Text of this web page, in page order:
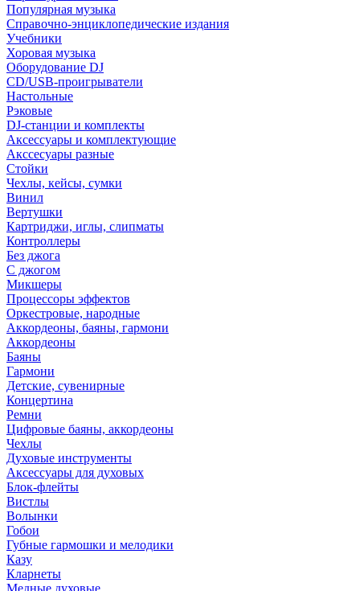
Популярная музыка
Справочно-энциклопедические издания
Учебники
Хоровая музыка
Оборудование DJ
CD/USB-проигрыватели
Настольные
Рэковые
DJ-станции и комплекты
Аксессуары и комплектующие
Акссесуары разные
Стойки
Чехлы, кейсы, сумки
Винил
Вертушки
Картриджи, иглы, слипматы
Контроллеры
Без джога
С джогом
Микшеры
Процессоры эффектов
Оркестровые, народные
Аккордеоны, баяны, гармони
Аккордеоны
Баяны
Гармони
Детские, сувенирные
Концертина
Ремни
Цифровые баяны, аккордеоны
Чехлы
Духовые инструменты
Аксессуары для духовых
Блок-флейты
Вистлы
Волынки
Гобои
Губные гармошки и мелодики
Казу
Кларнеты
Медные духовые